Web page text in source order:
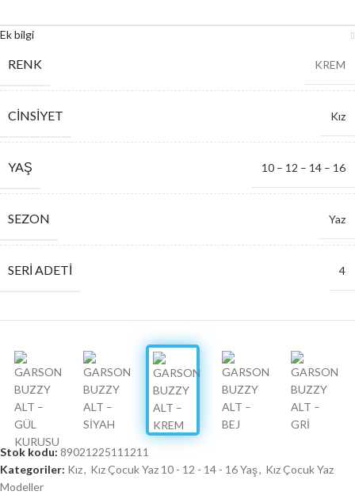
Ek bilgi
RENK KREM
CINSIYET Kız
YAŞ 10 – 12 – 14 – 16
SEZON Yaz
SERI ADETI 4
Stok kodu: 89021225111211
Kategoriler: Kız, Kız Çocuk Yaz 10 - 12 - 14 - 16 Yaş, Kız Çocuk Yaz
Modeller